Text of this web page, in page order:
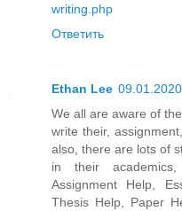
writing.php
Ответить
Ethan Lee
We all are aware of
write their,
also, there are lots of
in their
Assignment Help,
Thesis Help, Paper